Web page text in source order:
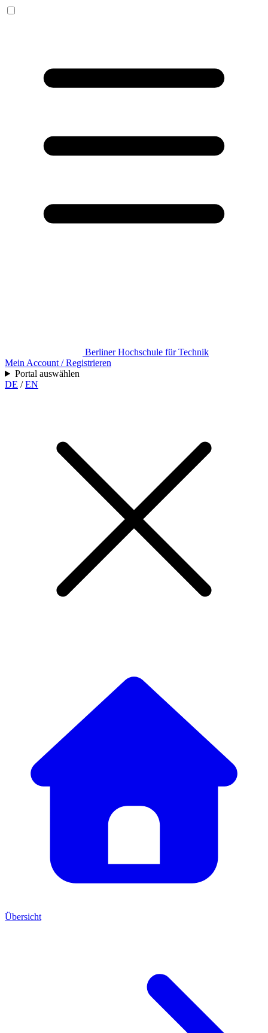
Berliner Hochschule für Technik
Mein Account / Registrieren
Portal auswählen
DE /EN
Übersicht